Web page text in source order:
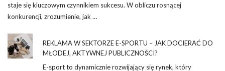
staje się kluczowym czynnikiem sukcesu. W obliczu rosnącej
konkurencji, zrozumienie, jak …
REKLAMA W SEKTORZE E-SPORTU – JAK DOCIERAĆ DO
MŁODEJ, AKTYWNEJ PUBLICZNOŚCI?
E-sport to dynamicznie rozwijający się rynek, który